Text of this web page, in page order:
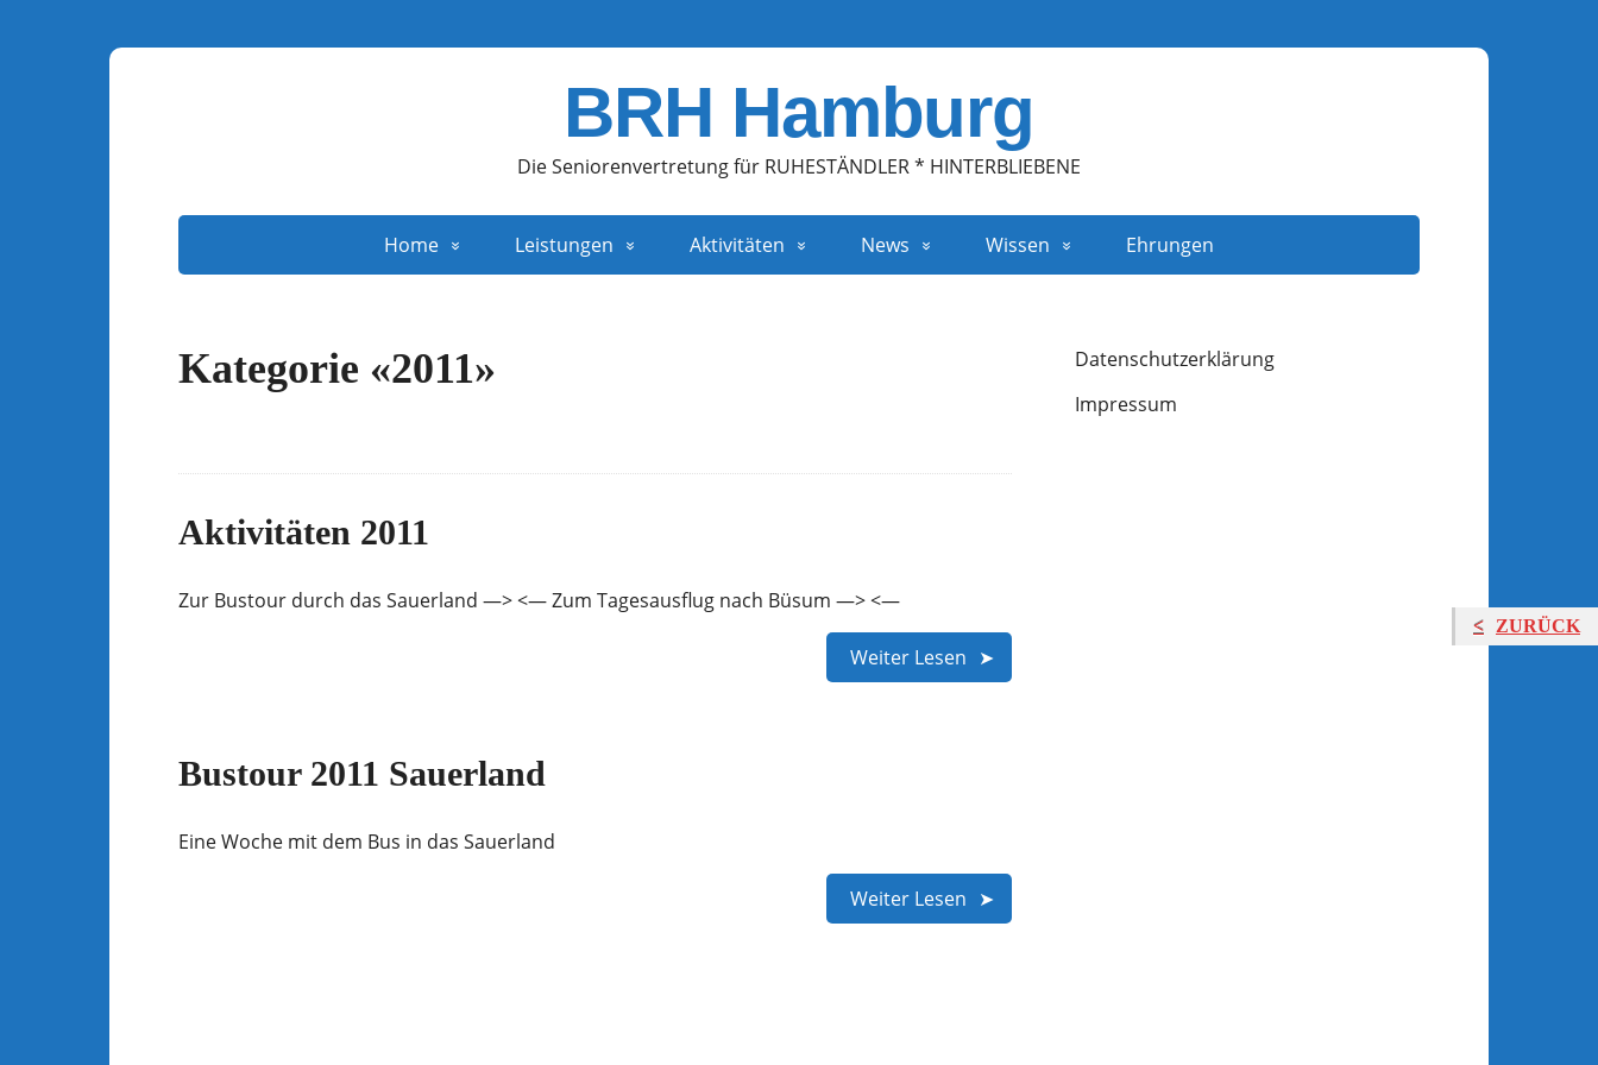
BRH Hamburg
Die Seniorenvertretung für RUHESTÄNDLER * HINTERBLIEBENE
Home Leistungen Aktivitäten News Wissen Ehrungen
Kategorie «2011»
Aktivitäten 2011
Zur Bustour durch das Sauerland —> <— Zum Tagesausflug nach Büsum —> <—
Weiter Lesen
Bustour 2011 Sauerland
Eine Woche mit dem Bus in das Sauerland
Weiter Lesen
Datenschutzerklärung
Impressum
ZURÜCK